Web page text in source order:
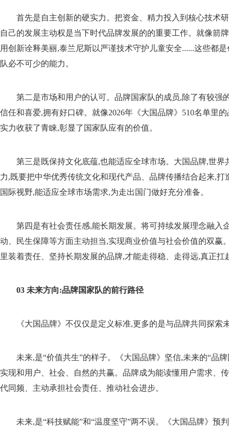
首先是自主创新的硬实力。把资金、精力投入到核心技术
自己的发展主动权是当下时代品牌发展的的重要工作。就像箭
用创新诠释美丽,泰兰尼斯以严谨技术守护儿童安全......这些都
队必不可少的能力。
第二是市场和用户的认可。品牌国家队的成员,除了有较强
信任和喜爱,拥有好口碑。就像2026年《大国品牌》510名单里
实力收获了青睐,彰显了国家队应有的价值。
第三是既保持文化底蕴,也能适应全球市场。大国品牌,世界
力,既要把中华优秀传统文化和现代产品、品牌传播结合起来,
国际视野,能适应全球市场需求,为走出国门做好充分准备。
第四是有社会责任感,能长期发展。将可持续发展理念融入
动、民生保障等方面主动担当,实现商业价值与社会价值的双赢
里装着责任、坚持长期发展的品牌,才能走得稳、走得远,真正扛
03 未来方向:品牌国家队的前行路径
《大国品牌》不仅仅是定义标准,更多的是与品牌共同探索
未来,是“价值共生”的样子。《大国品牌》坚信,未来的“品
实现和用户、社会、自然的共赢。品牌成为能读懂用户需求、
代同频、主动承担社会责任、推动社会进步。
未来,是“科技赋能”和“温度坚守”两不误。《大国品牌》预